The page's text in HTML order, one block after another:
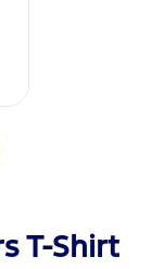
T-Shirt